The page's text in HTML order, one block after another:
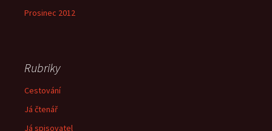
Prosinec 2012
Rubriky
Cestování
Já čtenář
Já spisovatel